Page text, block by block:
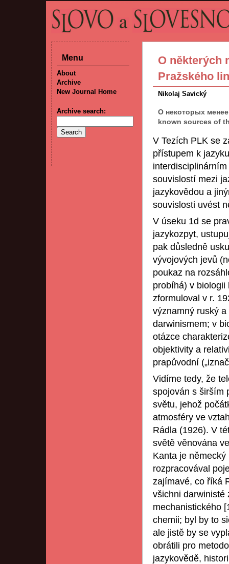
O některých
Pražského
Nikolaj Savický
О некоторых
known sources of
V Tezích PLK se
přístupem k
souvislostí mezi
jazykovědou a
souvislosti uvést
V úseku 1d se
jazykozpyt,
pak důsledně
vývojových jevů
poukaz na
probíhá) v biologii
zformuloval v r.
významný ruský
darwinismem; v
otázce
objektivity a
prapůvodní
Vidíme tedy, že
spojován s širším
světu, jehož
atmosféry ve
Rádla (1926). V
světě věnována
Kanta je
rozpracovával
zajímavé, co říká
všichni darwinisté
mechanistického
chemii; byl by to
ale jistě by se
obrátili pro
jazykovědě,
Menu
About
Archive
New Journal Home
Archive search: